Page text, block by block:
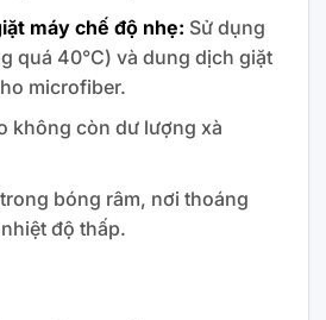
máy chế độ nhẹ: Sử dụng
quá 40°C) và dung dịch giặt
microfiber.
không còn dư lượng xà
bóng râm, nơi thoáng
độ thấp.